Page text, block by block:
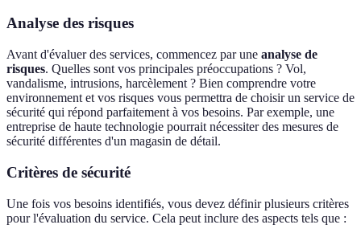
Analyse des risques
Avant d'évaluer des services, commencez par une analyse de
risques. Quelles sont vos principales préoccupations ? Vol,
vandalisme, intrusions, harcèlement ? Bien comprendre votre
environnement et vos risques vous permettra de choisir un service de
sécurité qui répond parfaitement à vos besoins. Par exemple, une
entreprise de haute technologie pourrait nécessiter des mesures de
sécurité différentes d'un magasin de détail.
Critères de sécurité
Une fois vos besoins identifiés, vous devez définir plusieurs critères
pour l'évaluation du service. Cela peut inclure des aspects tels que :